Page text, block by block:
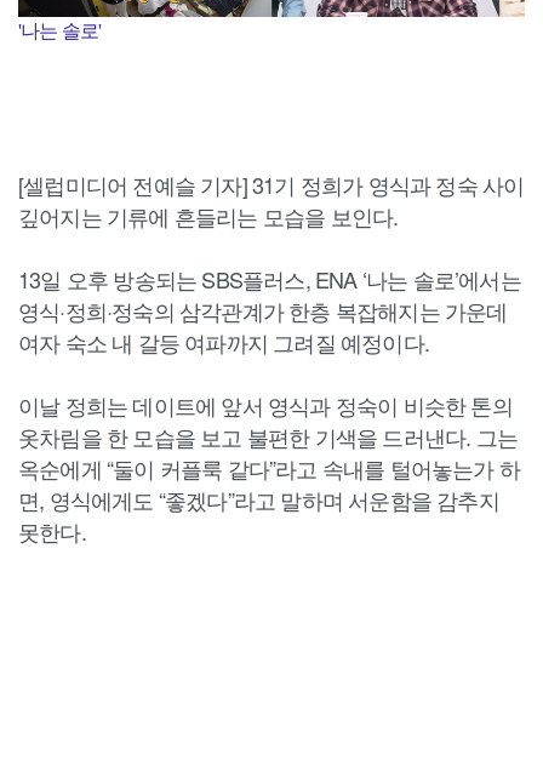
'나는 솔로'
[셀럽미디어 전예슬 기자] 31기 정희가 영식과 정숙 사이
깊어지는 기류에 흔들리는 모습을 보인다.
13일 오후 방송되는 SBS플러스, ENA ‘나는 솔로’에서는
영식·정희·정숙의 삼각관계가 한층 복잡해지는 가운데
여자 숙소 내 갈등 여파까지 그려질 예정이다.
이날 정희는 데이트에 앞서 영식과 정숙이 비슷한 톤의
옷차림을 한 모습을 보고 불편한 기색을 드러낸다. 그는
옥순에게 “둘이 커플룩 같다”라고 속내를 털어놓는가 하
면, 영식에게도 “좋겠다”라고 말하며 서운함을 감추지
못한다.